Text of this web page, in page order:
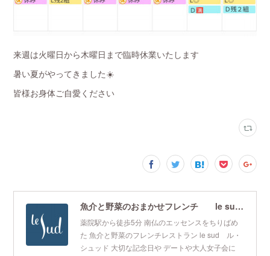
来週は火曜日から木曜日まで臨時休業いたします
暑い夏がやってきました☀️
皆様お身体ご自愛ください
魚介と野菜のおまかせフレンチ le sud ル・シュッド
薬院駅から徒歩5分 南仏のエッセンスをちりばめ
た 魚介と野菜のフレンチレストラン le sud ル・
シュッド 大切な記念日や デートや大人女子会に